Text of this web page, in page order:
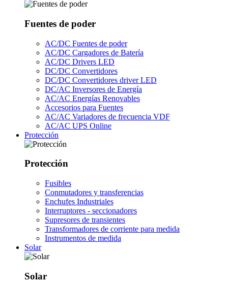
Fuentes de poder
AC/DC Fuentes de poder
AC/DC Cargadores de Batería
AC/DC Drivers LED
DC/DC Convertidores
DC/DC Convertidores driver LED
DC/AC Inversores de Energía
AC/AC Energías Renovables
Accesorios para Fuentes
AC/AC Variadores de frecuencia VDF
AC/AC UPS Online
Protección
Protección
Fusibles
Conmutadores y transferencias
Enchufes Industriales
Interruptores - seccionadores
Supresores de transientes
Transformadores de corriente para medida
Instrumentos de medida
Solar
Solar